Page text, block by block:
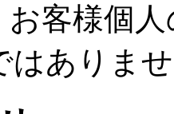
お客様個
はありま